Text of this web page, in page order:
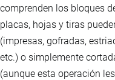
comprenden los bloques
placas, hojas y tiras
(impresas, gofradas,
etc.) o simplemente
(aunque esta operación